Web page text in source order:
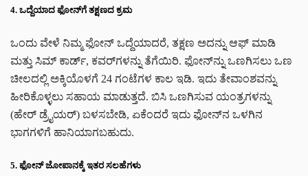
4. ಒದ್ದೆಯಾದ ಫೋನ್‌ಗೆ ತಕ್ಷಣದ ಕ್ರಮ
ಒಂದು ವೇಳೆ ನಿಮ್ಮ ಫೋನ್ ಒದ್ದೆಯಾದರೆ, ತಕ್ಷಣ ಅದನ್ನು ಆಫ್ ಮಾಡಿ
ಮತ್ತು ಸಿಮ್ ಕಾರ್ಡ್, ಕವರ್‌ಗಳನ್ನು ತೆಗೆಯಿರಿ. ಫೋನ್‌ನ್ನು ಒಣಗಿಸಲು ಒಣ
ಚೀಲದಲ್ಲಿ ಅಕ್ಕಿಯೊಳಗೆ 24 ಗಂಟೆಗಳ ಕಾಲ ಇಡಿ. ಇದು ತೇವಾಂಶವನ್ನು
ಹೀರಿಕೊಳ್ಳಲು ಸಹಾಯ ಮಾಡುತ್ತದೆ. ಬಿಸಿ ಒಣಗಿಸುವ ಯಂತ್ರಗಳನ್ನು
(ಹೇರ್ ಡ್ರೈಯರ್) ಬಳಸಬೇಡಿ, ಏಕೆಂದರೆ ಇದು ಫೋನ್‌ನ ಒಳಗಿನ
ಭಾಗಗಳಿಗೆ ಹಾನಿಯಾಗಬಹುದು.
5. ಫೋನ್ ಜೋಪಾನಕ್ಕೆ ಇತರ ಸಲಹೆಗಳು